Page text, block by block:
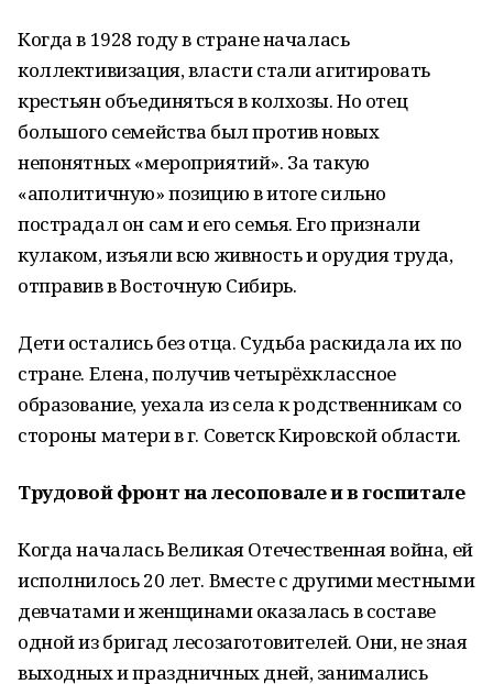
Когда в 1928 году в стране началась
коллективизация, власти стали агитировать
крестьян объединяться в колхозы. Но отец
большого семейства был против новых
непонятных «мероприятий». За такую
«аполитичную» позицию в итоге сильно
пострадал он сам и его семья. Его признали
кулаком, изъяли всю живность и орудия труда,
отправив в Восточную Сибирь.
Дети остались без отца. Судьба раскидала их по
стране. Елена, получив четырёхклассное
образование, уехала из села к родственникам со
стороны матери в г. Советск Кировской области.
Трудовой фронт на лесоповале и в госпитале
Когда началась Великая Отечественная война, ей
исполнилось 20 лет. Вместе с другими местными
девчатами и женщинами оказалась в составе
одной из бригад лесозаготовителей. Они, не зная
выходных и праздничных дней, занимались